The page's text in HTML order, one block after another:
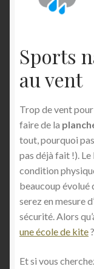
Sports
au vent
Trop de vent pour
faire de la
tout, pourquoi
pas déjà fait !).
condition
beaucoup évolué
serez en mesure
sécurité. Alors
une école de kite
Et si vous